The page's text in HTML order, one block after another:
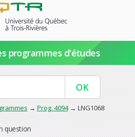
programmes d'études
→ Prog. 4094→ LNG1068
question